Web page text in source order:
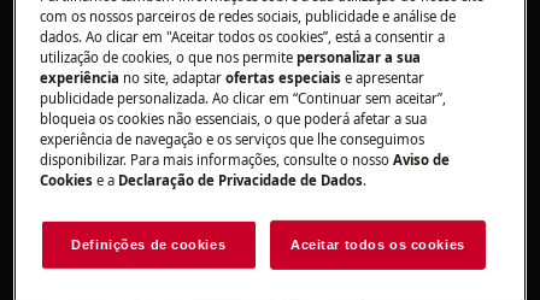
Sempre use luvas de segurança e calçados fechados.
Observe que o reparo automático ou não
profissional pode ter consequências de segurança se
não for feito corretamente
Cestas do compartimento do freezer e da
geladeira
PASSO 1 Puxe o estojo para frente.
com os nossos parceiros de redes sociais, publicidade e análise de
dados. Ao clicar em "Aceitar todos os cookies”, está a consentir a
utilização de cookies, o que nos permitepersonalizar a sua
experiência no site, adaptarofertas especiaise apresentar
publicidade personalizada. Ao clicar em “Continuar sem aceitar”,
bloqueia os cookies não essenciais, o que poderá afetar a sua
experiência de navegação e os serviços que lhe conseguimos
disponibilizar. Para mais informações, consulte o nossoAviso de
Cookies e a Declaração de Privacidade de Dados.
Definições de cookies Aceitar todos os cookies